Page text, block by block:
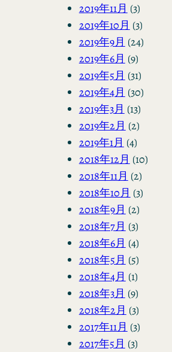
2019年11月 (3)
2019年10月 (3)
2019年9月 (24)
2019年6月 (9)
2019年5月 (31)
2019年4月 (30)
2019年3月 (13)
2019年2月 (2)
2019年1月 (4)
2018年12月 (10)
2018年11月 (2)
2018年10月 (3)
2018年9月 (2)
2018年7月 (3)
2018年6月 (4)
2018年5月 (5)
2018年4月 (1)
2018年3月 (9)
2018年2月 (3)
2017年11月 (3)
2017年5月 (3)